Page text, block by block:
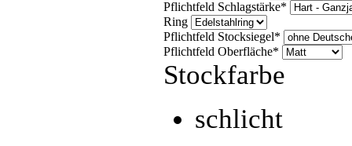
Pflichtfeld Schlagstärke*
Ring
Pflichtfeld Stocksiegel*
Pflichtfeld Oberfläche*
Stockfarbe
schlicht